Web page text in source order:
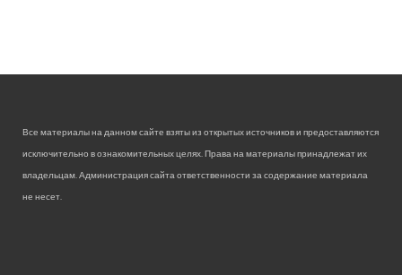
Все материалы на данном сайте взяты из открытых источников и предоставляются
исключительно в ознакомительных целях. Права на материалы принадлежат их
владельцам. Администрация сайта ответственности за содержание материала
не несет.